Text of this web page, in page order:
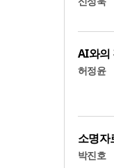
AI와의
허정윤
소명자
박진호